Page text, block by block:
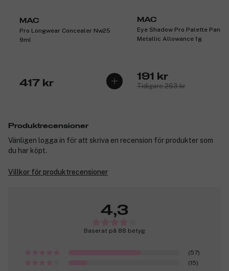
MAC
Pro Longwear Concealer Nw25
9ml
417 kr
MAC
Eye Shadow Pro Palette Pan
Metallic Allowance 1g
191 kr
Tidigare 263 kr
Produktrecensioner
Vänligen logga in för att skriva en recension för produkter som
du har köpt.
Villkor för produktrecensioner
4,3
Baserat på 88 betyg
(57)
(15)